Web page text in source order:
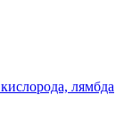
лямбда